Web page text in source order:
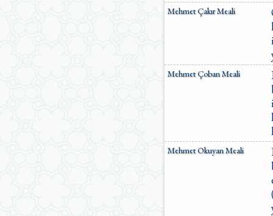
Mehmet Çakır Meali
Mehmet Çoban Meali
Mehmet Okuyan Meali